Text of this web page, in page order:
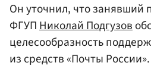
Он уточнил, что занявший
ФГУПНиколай Подгузов
целесообразность
из средств «Почты России».